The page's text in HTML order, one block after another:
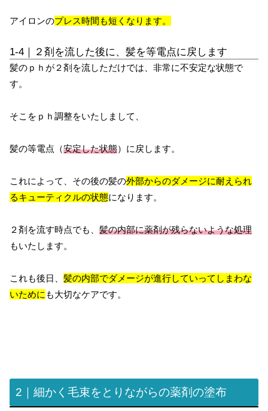
アイロンのプレス時間も短くなります。
1-4｜２剤を流した後に、髪を等電点に戻します
髪のｐｈが２剤を流しただけでは、非常に不安定な状態で
す。
そこをｐｈ調整をいたしまして、
髪の等電点（安定した状態）に戻します。
これによって、その後の髪の外部からのダメージに耐えられ
るキューティクルの状態になります。
２剤を流す時点でも、 髪の内部に薬剤が残らないような処理
もいたします。
これも後日、 髪の内部でダメージが進行していってしまわな
いために も大切なケアです。
2｜細かく毛束をとりながらの薬剤の塗布